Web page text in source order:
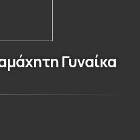
Γυναίκα